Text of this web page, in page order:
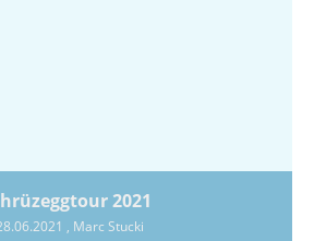
2021
, Marc Stucki